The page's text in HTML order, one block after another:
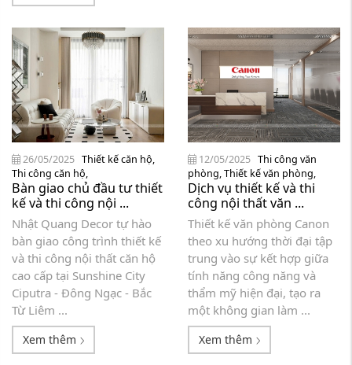
26/05/2025 Thiết kế căn hộ,
Thi công căn hộ,
Bàn giao chủ đầu tư thiết
kế và thi công nội ...
Nhật Quang Decor tự hào
bàn giao công trình thiết kế
và thi công nội thất căn hộ
cao cấp tại Sunshine City
Ciputra - Đông Ngạc - Bắc
Từ Liêm ...
Xem thêm
12/05/2025 Thi công văn
phòng,Thiết kế văn phòng,
Dịch vụ thiết kế và thi
công nội thất văn ...
Thiết kế văn phòng Canon
theo xu hướng thời đại tập
trung vào sự kết hợp giữa
tính năng công năng và
thẩm mỹ hiện đại, tạo ra
một không gian làm ...
Xem thêm